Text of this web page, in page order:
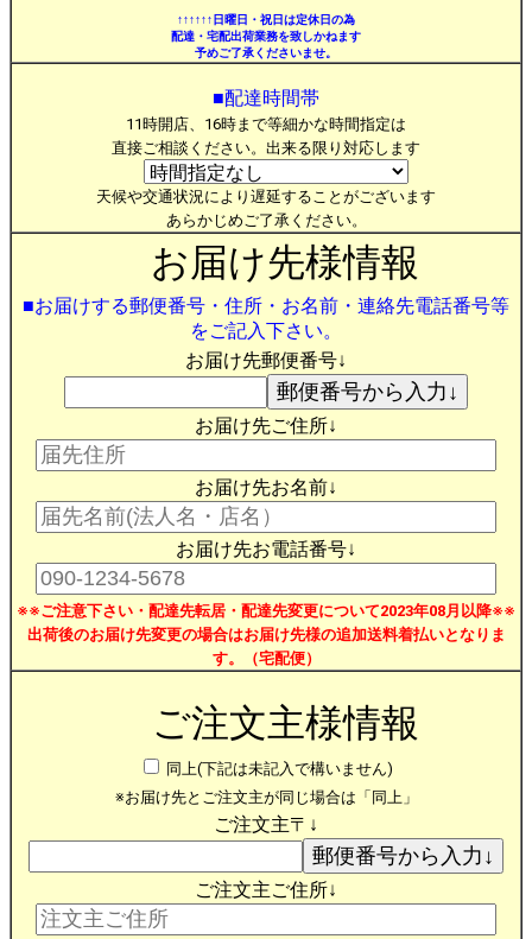
↑↑↑↑↑↑日曜日・祝日は定休日の為
配達・宅配出荷業務を致しかねます
予めご了承くださいませ。
■配達時間帯
11時開店、16時まで等細かな時間指定は
直接ご相談ください。出来る限り対応します
天候や交通状況により遅延することがございます
あらかじめご了承ください。
お届け先様情報
■お届けする郵便番号・住所・お名前・連絡先電話番号等
をご記入下さい。
お届け先郵便番号↓
お届け先ご住所↓
お届け先お名前↓
お届け先お電話番号↓
※※ご注意下さい・配達先転居・配達先変更について2023年08月以降※※
出荷後のお届け先変更の場合はお届け先様の追加送料着払いとなりま
す。（宅配便）
ご注文主様情報
同上(下記は未記入で構いません)
※お届け先とご注文主が同じ場合は「同上」
ご注文主〒↓
ご注文主ご住所↓